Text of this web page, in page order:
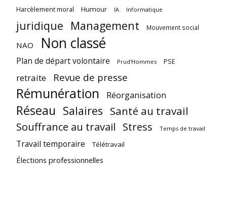
Harcèlement moral Humour IA Informatique
juridique Management Mouvement social
NAO Non classé
Plan de départ volontaire Prud'Hommes PSE
retraite Revue de presse
Rémunération Réorganisation
Réseau Salaires Santé au travail
Souffrance au travail Stress Temps de travail
Travail temporaire Télétravail
Élections professionnelles